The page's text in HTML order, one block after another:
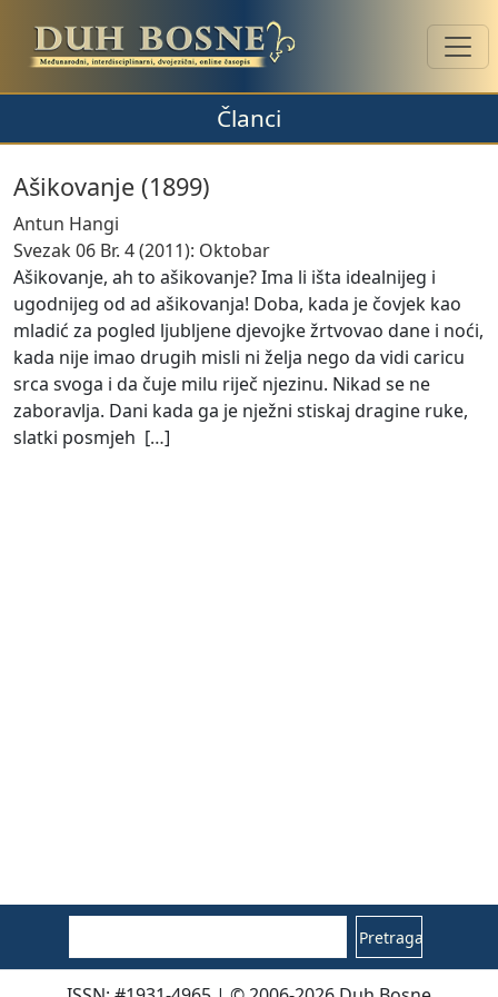
Članci
Ašikovanje (1899)
Antun Hangi
Svezak 06 Br. 4 (2011): Oktobar
Ašikovanje, ah to ašikovanje? Ima li išta idealnijeg i
ugodnijeg od ad ašikovanja! Doba, kada je čovjek kao
mladić za pogled ljubljene djevojke žrtvovao dane i noći,
kada nije imao drugih misli ni želja nego da vidi caricu
srca svoga i da čuje milu riječ njezinu. Nikad se ne
zaboravlja. Dani kada ga je nježni stiskaj dragine ruke,
slatki posmjeh […]
Pretraga